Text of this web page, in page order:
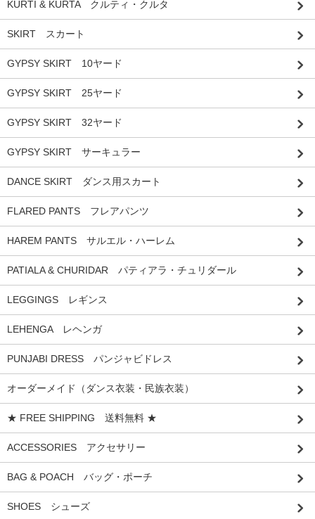
KURTI & KURTA クルティ・クルタ
SKIRT スカート
GYPSY SKIRT 10ヤード
GYPSY SKIRT 25ヤード
GYPSY SKIRT 32ヤード
GYPSY SKIRT サーキュラー
DANCE SKIRT ダンス用スカート
FLARED PANTS フレアパンツ
HAREM PANTS サルエル・ハーレム
PATIALA & CHURIDAR パティアラ・チュリダール
LEGGINGS レギンス
LEHENGA レヘンガ
PUNJABI DRESS パンジャビドレス
オーダーメイド（ダンス衣装・民族衣装）
★ FREE SHIPPING 送料無料 ★
ACCESSORIES アクセサリー
BAG & POACH バッグ・ポーチ
SHOES シューズ